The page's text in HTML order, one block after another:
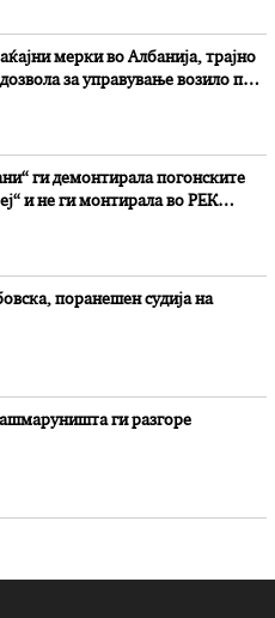
мерки во Aлбанија, трајно
за управување возило под
ги демонтирала погонските
и не ги монтирала во РЕК
поранешен судија на
ги разгоре